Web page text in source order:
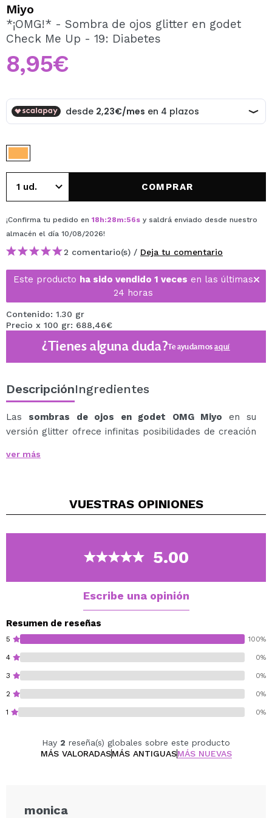
Al crear una cuenta en Maquillalia.com podrás realizar
tus compras rápidamente, revisar el estado de tus
Miyo
*¡OMG!* - Sombra de ojos glitter en godet
Check Me Up - 19: Diabetes
8,95€
COMPRAR
¡Confirma tu pedido en 18h:28m:56s y saldrá enviado desde nuestro
almacén el día 10/08/2026!
2 comentario(s) / Deja tu comentario
Este producto ha sido vendido 1 veces en las últimas
24 horas
Contenido: 1.30 gr
Precio x 100 gr: 688,46€
¿Tienes alguna duda?Te ayudamosaquí
DescripciónIngredientes
Las sombras de ojos en godet OMG Miyo en su
versión glitter ofrece infinitas posibilidades de creación
Sombras muy pigmentadas y suaves que se difuminan
Estas sombras son las mejores compañeras para tus
favoritas.
¡Prepara las gafas de sol porque el brillo de estas
sombras no dejará que pases desapercibida!
sombras favoritas para crear la paleta de tus sueños.
Vegan.
ver más
VUESTRAS OPINIONES
5.00
Escribe una opinión
Resumen de reseñas
5 100%
4 0%
3 0%
2 0%
1 0%
Hay 2 reseña(s) globales sobre este producto
MÁS VALORADASMÁS ANTIGUASMÁS NUEVAS
monica